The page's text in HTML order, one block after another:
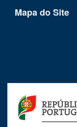
Mapa do Site